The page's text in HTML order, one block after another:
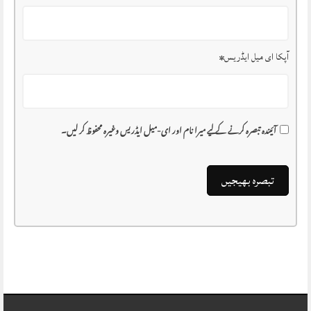
آپکا ای میل ایڈریس*
آئیندہ تبصرہ کرنے کے لیے میرا نام اور ای-میل ایڈریس وغیرہ محفوظ کر لیں۔